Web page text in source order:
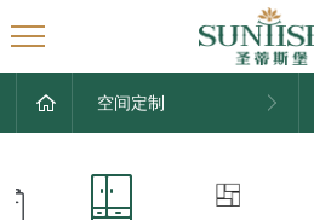
空间定制